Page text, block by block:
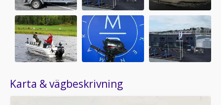
Karta & vägbeskrivning